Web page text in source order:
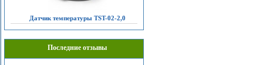
Датчик температуры TST-02-2,0
Последние отзывы